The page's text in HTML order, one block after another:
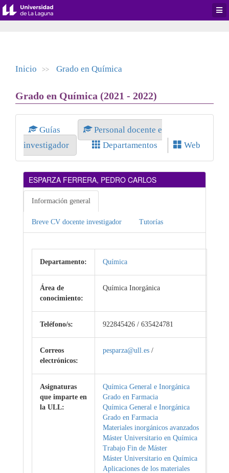
Inicio >> Grado en Química
Grado en Química (2021 - 2022)
Guías
Personal docente e
investigador
Departamentos Web
ESPARZA FERRERA, PEDRO CARLOS
Información general
Breve CV docente investigador Tutorías
Departamento: Química
Área de
conocimiento:
Química Inorgánica
Teléfono/s: 922845426 / 635424781
Correos
electrónicos:
pesparza@ull.es /
Asignaturas
que imparte en
la ULL:
Química General e Inorgánica
Grado en Farmacia
Química General e Inorgánica
Grado en Farmacia
Materiales inorgánicos avanzados
Máster Universitario en Química
Trabajo Fin de Máster
Máster Universitario en Química
Aplicaciones de los materiales